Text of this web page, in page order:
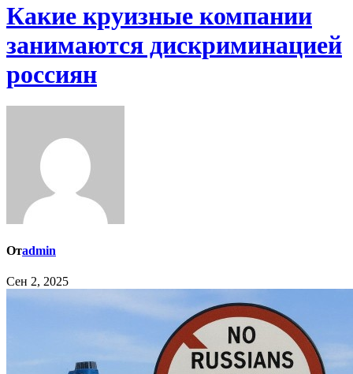
​Какие круизные компании
занимаются дискриминацией
россиян
Отadmin
Сен 2, 2025